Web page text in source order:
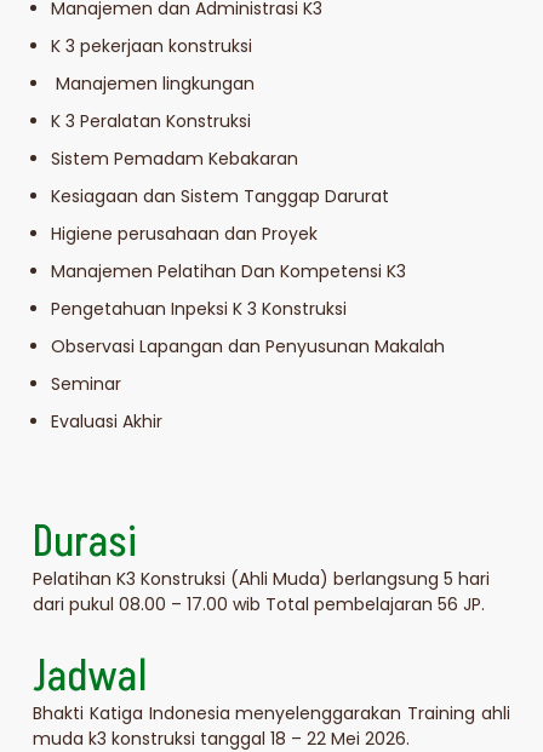
Manajemen dan Administrasi K3
K 3 pekerjaan konstruksi
Manajemen lingkungan
K 3 Peralatan Konstruksi
Sistem Pemadam Kebakaran
Kesiagaan dan Sistem Tanggap Darurat
Higiene perusahaan dan Proyek
Manajemen Pelatihan Dan Kompetensi K3
Pengetahuan Inpeksi K 3 Konstruksi
Observasi Lapangan dan Penyusunan Makalah
Seminar
Evaluasi Akhir
Durasi
Pelatihan K3 Konstruksi (Ahli Muda) berlangsung 5 hari
dari pukul 08.00 – 17.00 wib Total pembelajaran 56 JP.
Jadwal
Bhakti Katiga Indonesia menyelenggarakan Training ahli
muda k3 konstruksi tanggal 18 – 22 Mei 2026.